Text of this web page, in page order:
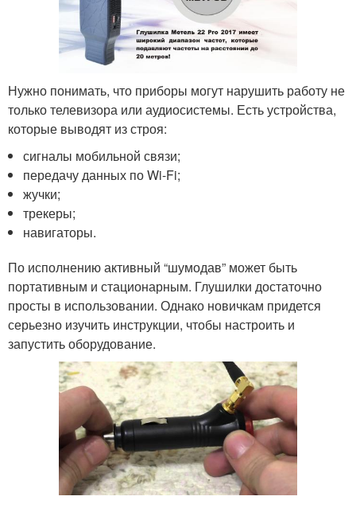
Нужно понимать, что приборы могут нарушить работу не
только телевизора или аудиосистемы. Есть устройства,
которые выводят из строя:
сигналы мобильной связи;
передачу данных по Wi-Fi;
жучки;
трекеры;
навигаторы.
По исполнению активный “шумодав” может быть
портативным и стационарным. Глушилки достаточно
просты в использовании. Однако новичкам придется
серьезно изучить инструкции, чтобы настроить и
запустить оборудование.